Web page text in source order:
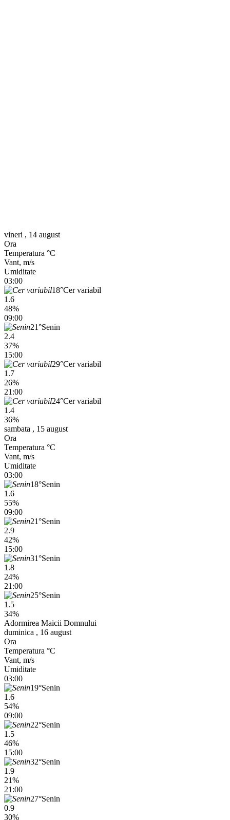
vineri , 14 august
Ora
Temperatura °C
Vant, m/s
Umiditate
03:00
18°Cer variabil
1.6
48%
09:00
21°Senin
2.4
37%
15:00
29°Cer variabil
1.7
26%
21:00
24°Cer variabil
1.4
36%
sambata , 15 august
Ora
Temperatura °C
Vant, m/s
Umiditate
03:00
18°Senin
1.6
55%
09:00
21°Senin
2.9
42%
15:00
31°Senin
1.8
24%
21:00
25°Senin
1.5
34%
Adormirea Maicii Domnului
duminica , 16 august
Ora
Temperatura °C
Vant, m/s
Umiditate
03:00
19°Senin
1.6
54%
09:00
22°Senin
1.5
46%
15:00
32°Senin
1.9
21%
21:00
27°Senin
0.9
30%